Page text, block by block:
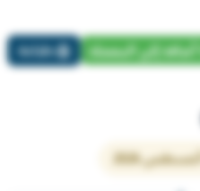
أضافة إلي المفضلة طباعة